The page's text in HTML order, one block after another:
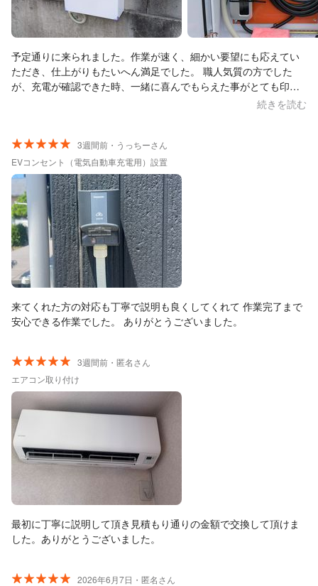
予定通りに来られました。作業が速く、細かい要望にも応えてい
ただき、仕上がりもたいへん満足でした。 職人気質の方でした
が、充電が確認できた時、一緒に喜んでもらえた事がとても印象
的です。 (諸事情により申請は見送りましたが…) 補助金制度で指
続きを読む
3週間前・うっちーさん
EVコンセント（電気自動車充電用）設置
来てくれた方の対応も丁寧で説明も良くしてくれて 作業完了まで
安心できる作業でした。 ありがとうございました。
3週間前・匿名さん
エアコン取り付け
最初に丁寧に説明して頂き見積もり通りの金額で交換して頂けま
した。ありがとうございました。
2026年6月7日・匿名さん